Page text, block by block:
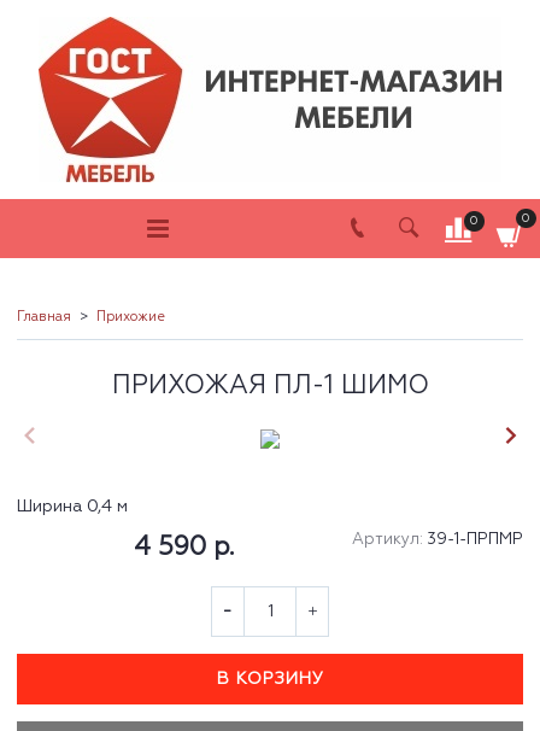
0 0
Главная Прихожие
ПРИХОЖАЯ ПЛ-1 ШИМО
Ширина 0,4 м
Артикул: 39-1-ПРПМР
4 590 р.
В КОРЗИНУ